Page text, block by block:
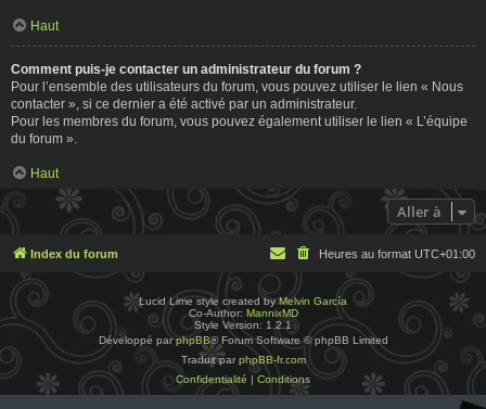
Haut
Comment puis-je contacter un administrateur du forum ?
Pour l’ensemble des utilisateurs du forum, vous pouvez utiliser le lien « Nous
contacter », si ce dernier a été activé par un administrateur.
Pour les membres du forum, vous pouvez également utiliser le lien « L’équipe
du forum ».
Haut
Aller à
Index du forum Heures au format UTC+01:00
Lucid Lime style created byMelvin García
Co-Author: MannixMD
Style Version: 1.2.1
Développé parphpBB® Forum Software © phpBB Limited
Traduit par phpBB-fr.com
Confidentialité | Conditions